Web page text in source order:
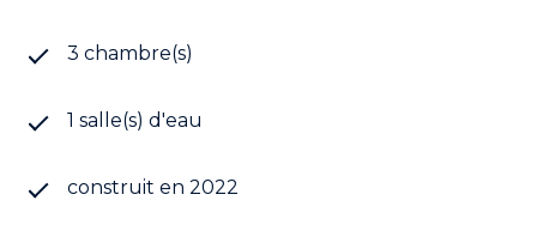
3 chambre(s)
1 salle(s) d'eau
construit en 2022